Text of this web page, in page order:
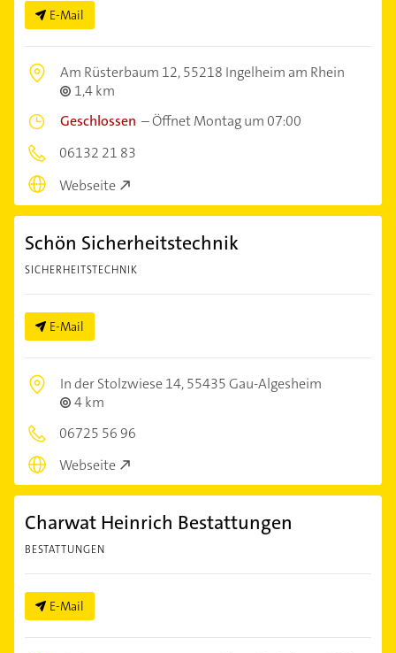
E-Mail
Am Rüsterbaum 12,55218 Ingelheim am Rhein
1,4 km
Geschlossen –Öffnet Montag um 07:00
06132 21 83
Webseite
Schön Sicherheitstechnik
SICHERHEITSTECHNIK
E-Mail
In der Stolzwiese 14,55435 Gau-Algesheim
4 km
06725 56 96
Webseite
Charwat Heinrich Bestattungen
BESTATTUNGEN
E-Mail